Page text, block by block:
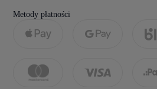
Metody płatności